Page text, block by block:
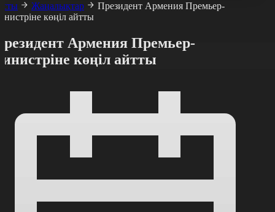
Жаңалықтар
Президент Армения Премьер-
көңіл айтты
Армения Премьер-
көңіл айтты